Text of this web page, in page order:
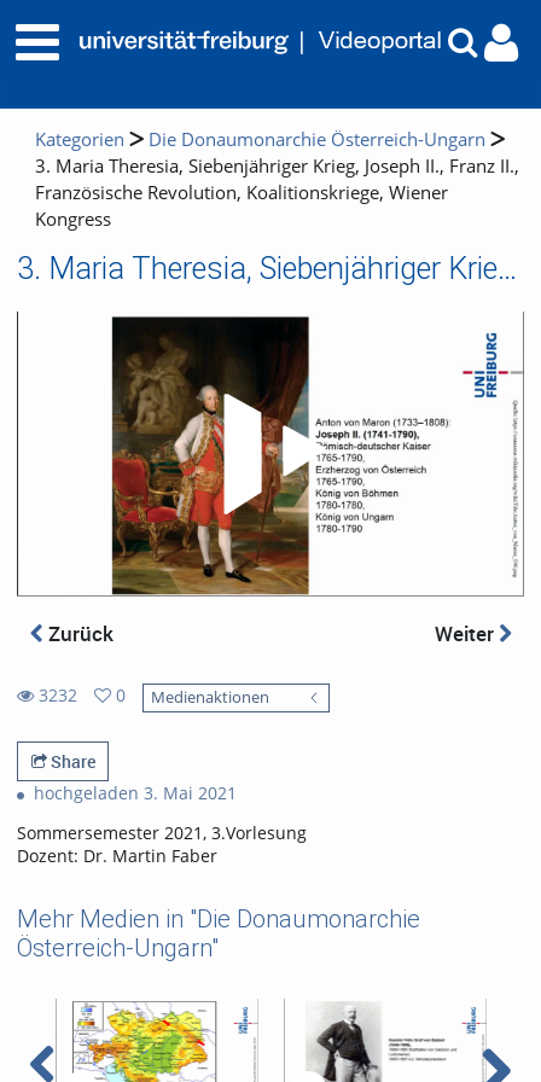
Kategorien
Die Donaumonarchie Österreich-Ungarn
3. Maria Theresia, Siebenjähriger Krieg, Joseph II., Franz II.,
Französische Revolution, Koalitionskriege, Wiener
Kongress
3. Maria Theresia, Siebenjähriger Krieg, Joseph II., Franz II., Französische Revolution, Koalitionskriege, Wiener Kongress
Zurück Weiter
3232
views
0
favorites
Medienaktionen
Share
hochgeladen 3. Mai 2021
Sommersemester 2021, 3.Vorlesung
Dozent: Dr. Martin Faber
Mehr Medien in "Die Donaumonarchie
Österreich-Ungarn"